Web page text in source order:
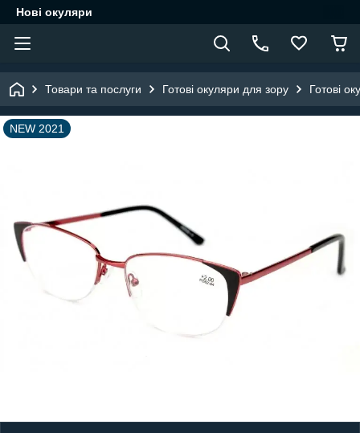
Нові окуляри
Товари та послуги Готові окуляри для зору Готові
NEW 2021